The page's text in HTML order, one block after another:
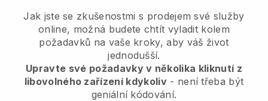
Jak jste se zkušenostmi s prodejem své služby
online, možná budete chtít vyladit kolem
požadavků na vaše kroky, aby váš život
jednodušší.
Upravte své požadavky v několika kliknutí z
libovolného zařízení kdykoliv- není třeba být
geniální kódování.